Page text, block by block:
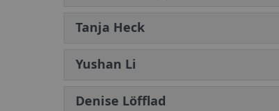
Tanja Heck
Yushan Li
Denise Löfflad